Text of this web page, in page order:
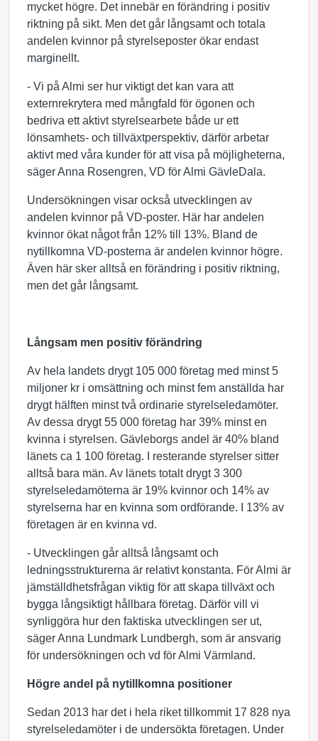
mycket högre. Det innebär en förändring i positiv
riktning på sikt. Men det går långsamt och totala
andelen kvinnor på styrelseposter ökar endast
marginellt.
- Vi på Almi ser hur viktigt det kan vara att
externrekrytera med mångfald för ögonen och
bedriva ett aktivt styrelsearbete både ur ett
lönsamhets- och tillväxtperspektiv, därför arbetar
aktivt med våra kunder för att visa på möjligheterna,
säger Anna Rosengren, VD för Almi GävleDala.
Undersökningen visar också utvecklingen av
andelen kvinnor på VD-poster. Här har andelen
kvinnor ökat något från 12% till 13%. Bland de
nytillkomna VD-posterna är andelen kvinnor högre.
Även här sker alltså en förändring i positiv riktning,
men det går långsamt.
Långsam men positiv förändring
Av hela landets drygt 105 000 företag med minst 5
miljoner kr i omsättning och minst fem anställda har
drygt hälften minst två ordinarie styrelseledamöter.
Av dessa drygt 55 000 företag har 39% minst en
kvinna i styrelsen. Gävleborgs andel är 40% bland
länets ca 1 100 företag. I resterande styrelser sitter
alltså bara män. Av länets totalt drygt 3 300
styrelseledamöterna är 19% kvinnor och 14% av
styrelserna har en kvinna som ordförande. I 13% av
företagen är en kvinna vd.
- Utvecklingen går alltså långsamt och
ledningsstrukturerna är relativt konstanta. För Almi är
jämställdhetsfrågan viktig för att skapa tillväxt och
bygga långsiktigt hållbara företag. Därför vill vi
synliggöra hur den faktiska utvecklingen ser ut,
säger Anna Lundmark Lundbergh, som är ansvarig
för undersökningen och vd för Almi Värmland.
Högre andel på nytillkomna positioner
Sedan 2013 har det i hela riket tillkommit 17 828 nya
styrelseledamöter i de undersökta företagen. Under